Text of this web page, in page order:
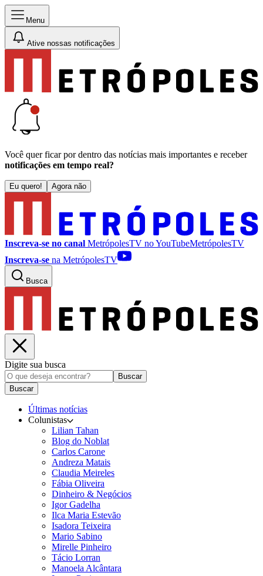
Menu
Ative nossas notificações
Você quer ficar por dentro das notícias mais importantes e receber
notificações em tempo real?
Eu quero! Agora não
Inscreva-se no canal MetrópolesTV noYouTubeMetrópolesTV
Inscreva-se na MetrópolesTV
Busca
Digite sua busca
Buscar
Buscar
Últimas notícias
Colunistas
Lilian Tahan
Blog do Noblat
Carlos Carone
Andreza Matais
Claudia Meireles
Fábia Oliveira
Dinheiro & Negócios
Igor Gadelha
Ilca Maria Estevão
Isadora Teixeira
Mario Sabino
Mirelle Pinheiro
Tácio Lorran
Manoela Alcântara